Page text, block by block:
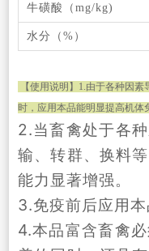
牛磺酸（ mg/kg)
水分（ % ）
【使用说明】 1. 由于各种因素
时，应用本品能明显提高机体
2.当畜禽处于各
输、转群、换料
能力显著增强。
3.免疫前后应用
4.本品富含畜禽